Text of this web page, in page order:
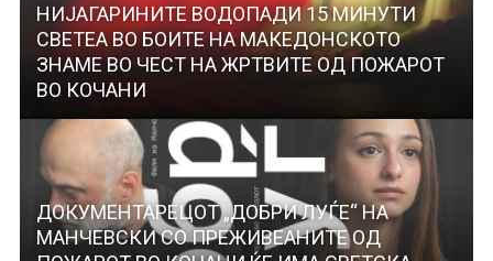
НИЈАГАРИНИТЕ ВОДОПАДИ 15 МИНУТИ
СВЕТЕА ВО БОИТЕ НА МАКЕДОНСКОТО
ЗНАМЕ ВО ЧЕСТ НА ЖРТВИТЕ ОД ПОЖАРОТ
ВО КОЧАНИ
ДОКУМЕНТАРЕЦОТ „ДОБРИ ЛУЃЕ“ НА
МАНЧЕВСКИ СО ПРЕЖИВЕАНИТЕ ОД